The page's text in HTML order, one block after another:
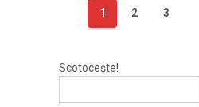
1 2 3
Scotocește!